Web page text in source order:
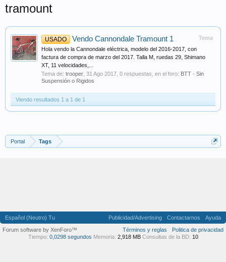
tramount
Tema
USADO Vendo Cannondale Tramount 1
Hola vendo la Cannondale eléctrica, modelo del 2016-2017, con
factura de compra de marzo del 2017. Talla M, ruedas 29, Shimano
XT, 11 velocidades,...
Tema de: trooper 31 Ago 2017 , 0 respuestas, en el foro: BTT - Sin
Suspensión o Rigidos
Viendo resultados 1 a 1 de 1
Portal Tags
Español (Neutro) Tu Publicidad/Advertising Contactarnos
Ayuda
Términos y reglas
Politica de privacidad
Forum software by XenForo™
Tiempo: 0,0298 segundos Memoria: 2,918 MB Consultas de la BD: 10